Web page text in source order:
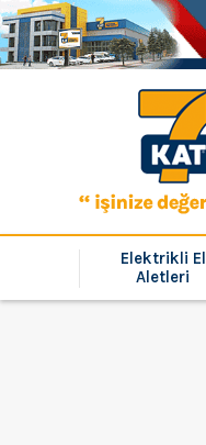
Elektrikli El
Aletleri